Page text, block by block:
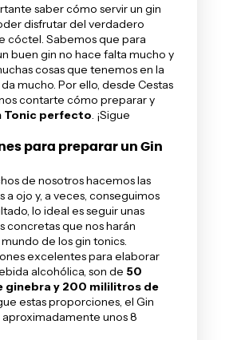
saber cómo servir un gin
disfrutar del verdadero
cóctel. Sabemos que para
buen gin no hace falta mucho y
cosas que tenemos en la
mucho. Por ello, desde Cestas
contarte cómo preparar y
Tonic perfecto. ¡Sigue
para preparar un Gin
de nosotros hacemos las
a ojo y, a veces, conseguimos
lo ideal es seguir unas
concretas que nos harán
de los gin tonics.
excelentes para elaborar
alcohólica, son de 50
ginebra y 200 mililitros de
estas proporciones, el Gin
unos 8